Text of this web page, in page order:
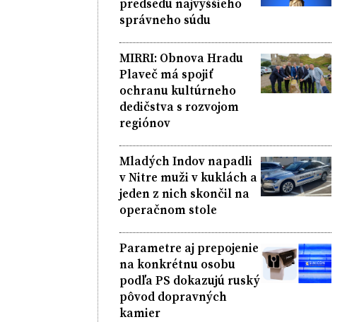
správneho súdu
MIRRI: Obnova Hradu
Plaveč má spojiť
ochranu kultúrneho
dedičstva s rozvojom
regiónov
Mladých Indov napadli
v Nitre muži v kuklách a
jeden z nich skončil na
operačnom stole
Parametre aj prepojenie
na konkrétnu osobu
podľa PS dokazujú ruský
pôvod dopravných
kamier